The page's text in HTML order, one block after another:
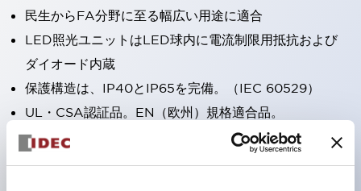
民生からFA分野に至る幅広い用途に適合
LED照光ユニットはLED球内に電流制限用抵抗および
ダイオード内蔵
保護構造は、IP40とIP65を完備。（IEC 60529）
UL・CSA認証品。EN（欧州）規格適合品。
CCC認証品（表示灯は除く）。